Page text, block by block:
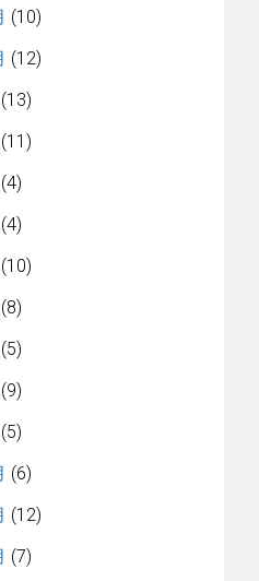
(10)
(12)
(13)
(11)
(4)
(4)
(10)
(8)
(5)
(9)
(5)
(6)
(12)
(7)